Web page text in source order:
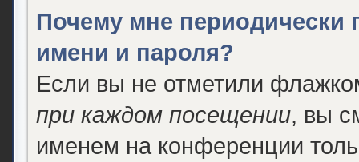
Почему мне периодически
имени и пароля?
Если вы не отметили
при каждом посещении, вы
именем на конференции